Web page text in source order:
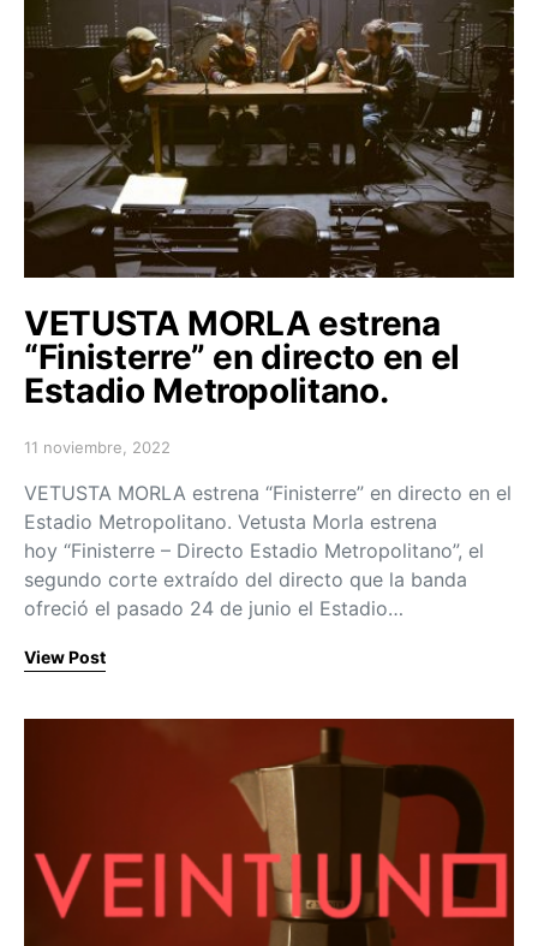
VETUSTA MORLA estrena
“Finisterre” en directo en el
Estadio Metropolitano.
Posted on
11 noviembre, 2022
VETUSTA MORLA estrena “Finisterre” en directo en el
Estadio Metropolitano. Vetusta Morla estrena
hoy “Finisterre – Directo Estadio Metropolitano”, el
segundo corte extraído del directo que la banda
ofreció el pasado 24 de junio el Estadio…
View Post